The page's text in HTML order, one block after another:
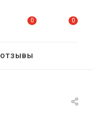
0 0
ОТЗЫВЫ